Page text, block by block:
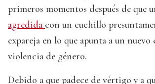
primeros momentos después de que
agredida con un cuchillo
expareja en lo que apunta a un nuevo
violencia de género.
Debido a que padece de vértigo y a